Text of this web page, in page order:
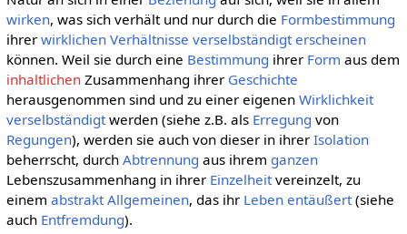
wirken, was sich verhält und nur durch die Formbestimmung
ihrer wirklichen Verhältnisse verselbständigt erscheinen
können. Weil sie durch eine Bestimmung ihrer Form aus dem
inhaltlichenZusammenhang ihrer Geschichte
herausgenommen sind und zu einer eigenen Wirklichkeit
verselbständigtwerden (siehe z.B. als Erregung von
Regungen), werden sie auch von dieser in ihrer Isolation
beherrscht, durch Abtrennung aus ihrem ganzen
Lebenszusammenhang in ihrer Einzelheitvereinzelt, zu
einem abstrakt Allgemeinen, das ihr Leben entäußert(siehe
auch Entfremdung).